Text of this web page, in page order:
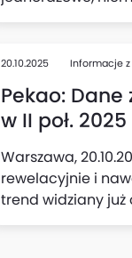
polskiego
w przetwórstwie
mogą skłonić
stóp
20.10.2025 Informacje
Pekao:
w II poł. 2025
Warszawa,
rewelacyjnie i
trend widziany już
połowie tego